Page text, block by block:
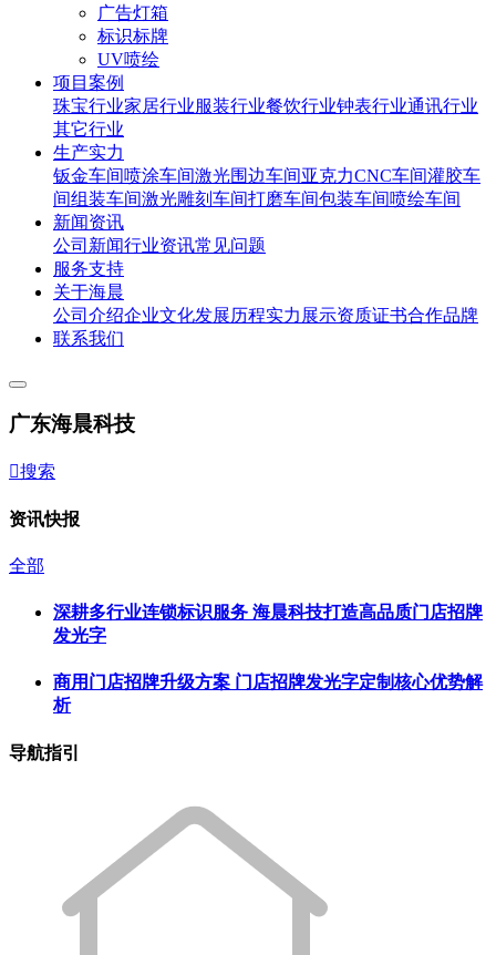
广告灯箱
标识标牌
UV喷绘
项目案例
珠宝行业家居行业服装行业餐饮行业钟表行业通讯行业
其它行业
生产实力
钣金车间喷涂车间激光围边车间亚克力CNC车间灌胶车
间组装车间激光雕刻车间打磨车间包装车间喷绘车间
新闻资讯
公司新闻行业资讯常见问题
服务支持
关于海晨
公司介绍企业文化发展历程实力展示资质证书合作品牌
联系我们
广东海晨科技
搜索
资讯快报
全部
深耕多行业连锁标识服务 海晨科技打造高品质门店招牌
发光字
商用门店招牌升级方案 门店招牌发光字定制核心优势解
析
导航指引